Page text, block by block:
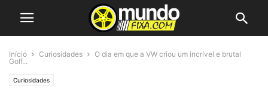
Início Curiosidades
O dia em que a VW criou um incrível e brutal
Golf...
Curiosidades